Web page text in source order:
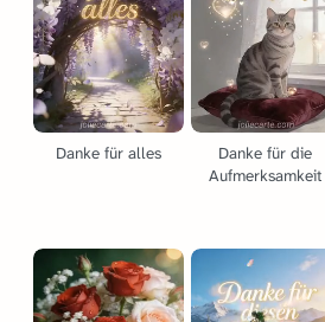
Danke für alles
Danke für die
Aufmerksamkeit